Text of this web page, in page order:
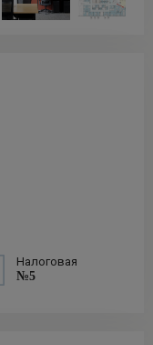
Налоговая
№5